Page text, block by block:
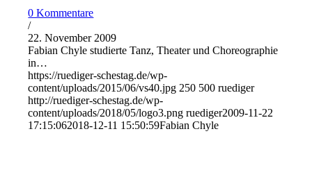
0 Kommentare
/
22. November 2009
Fabian Chyle studierte Tanz, Theater und Choreographie
in…
https://ruediger-schestag.de/wp-
content/uploads/2015/06/vs40.jpg 250 500 ruediger
http://ruediger-schestag.de/wp-
content/uploads/2018/05/logo3.png ruediger2009-11-22
17:15:062018-12-11 15:50:59Fabian Chyle